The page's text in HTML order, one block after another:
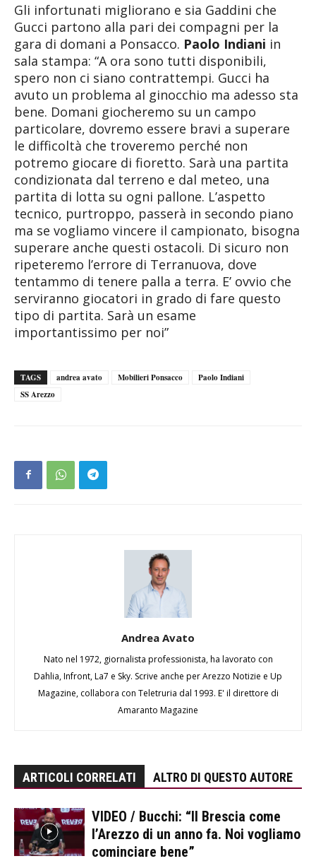
Gli infortunati migliorano e sia Gaddini che
Gucci partono alla pari dei compagni per la
gara di domani a Ponsacco. Paolo Indiani in
sala stampa: “A ora sono tutti disponibili,
spero non ci siano contrattempi. Gucci ha
avuto un problema al ginocchio ma adesso sta
bene. Domani giocheremo su un campo
particolare, dovremo essere bravi a superare
le difficoltà che troveremo perché non
potremo giocare di fioretto. Sarà una partita
condizionata dal terreno e dal meteo, una
partita di lotta su ogni pallone. L’aspetto
tecnico, purtroppo, passerà in secondo piano
ma se vogliamo vincere il campionato, bisogna
superare anche questi ostacoli. Di sicuro non
ripeteremo l’errore di Terranuova, dove
tentammo di tenere palla a terra. E’ ovvio che
serviranno giocatori in grado di fare questo
tipo di partita. Sarà un esame
importantissimo per noi”
TAGS andrea avato Mobilieri Ponsacco
Paolo Indiani
SS Arezzo
Andrea Avato
Nato nel 1972, giornalista professionista, ha lavorato con
Dahlia, Infront, La7 e Sky. Scrive anche per Arezzo Notizie e Up
Magazine, collabora con Teletruria dal 1993. E' il direttore di
Amaranto Magazine
ARTICOLI CORRELATI ALTRO DI QUESTO AUTORE
VIDEO / Bucchi: “Il Brescia come
l’Arezzo di un anno fa. Noi vogliamo
cominciare bene”